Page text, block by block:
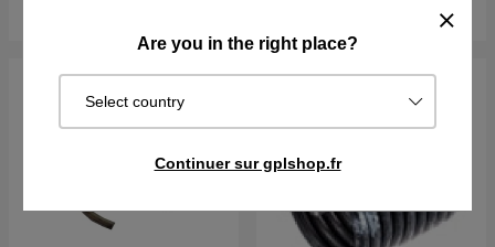
Are you in the right place?
Select country
Continuer sur gplshop.fr